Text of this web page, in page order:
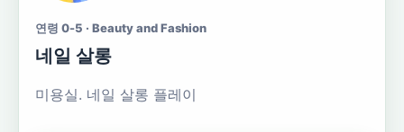
연령 0-5 · Beauty and Fashion
네일 살롱
미용실. 네일 살롱 플레이